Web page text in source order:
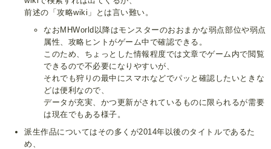
前述の「攻略wiki」とは言い難い。
なおMHWorld以降はモンスターのおおまかな弱点部位や弱点
属性、攻略ヒントがゲーム中で確認できる。
このため、ちょっとした情報程度では文章でゲーム内で閲覧
できるので不必要になりやすいが、
それでも狩りの最中にスマホなどでパッと確認したいときな
どは便利なので、
データが充実、かつ更新がされているものに限られるが需要
は現在でもある様子。
派生作品についてはその多くが2014年以後のタイトルであるた
め、